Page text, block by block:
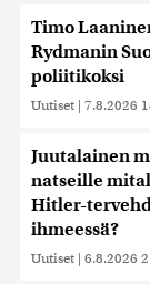
Timo
Rydmanin
poliitikoksi
Uutiset | 7.8.2026
Juutalainen
natseille
Hitler-
ihmeessä?
Uutiset | 6.8.2026